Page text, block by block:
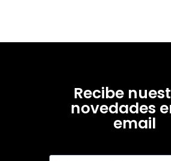
Recibe
novedades
email